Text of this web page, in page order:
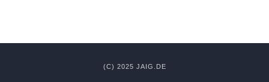
(C) 2025 JAIG.DE